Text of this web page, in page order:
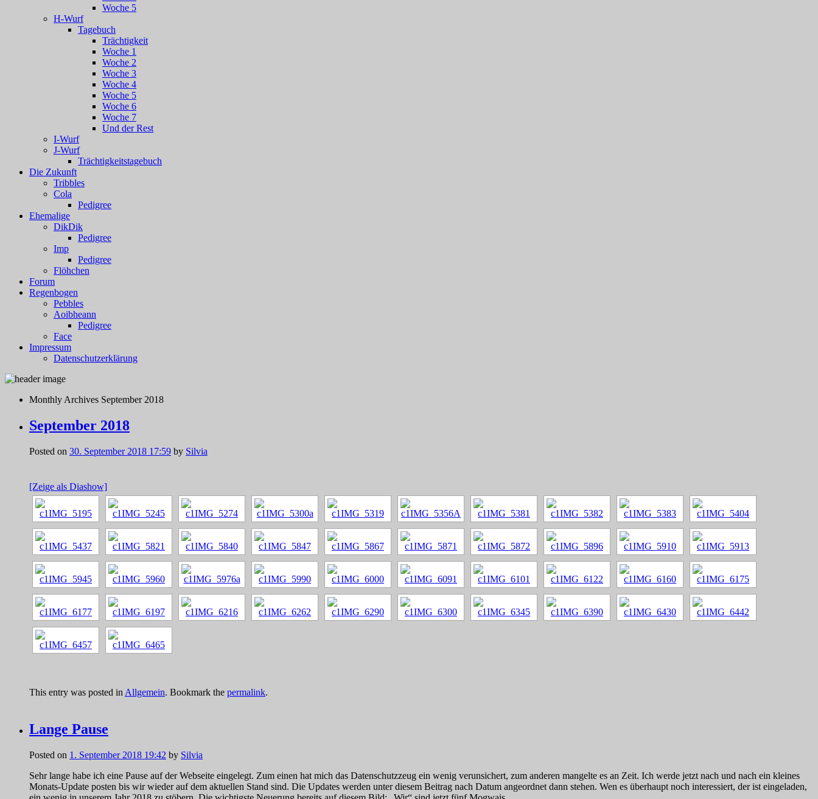
Woche 5
H-Wurf
Tagebuch
Trächtigkeit
Woche 1
Woche 2
Woche 3
Woche 4
Woche 5
Woche 6
Woche 7
Und der Rest
I-Wurf
J-Wurf
Trächtigkeitstagebuch
Die Zukunft
Tribbles
Cola
Pedigree
Ehemalige
DikDik
Pedigree
Imp
Pedigree
Flöhchen
Forum
Regenbogen
Pebbles
Aoibheann
Pedigree
Face
Impressum
Datenschutzerklärung
Monthly Archives September 2018
September 2018
Posted on 30. September 2018 17:59 by Silvia
[Zeige als Diashow]
This entry was posted in Allgemein. Bookmark the permalink.
Lange Pause
Posted on 1. September 2018 19:42 by Silvia
Sehr lange habe ich eine Pause auf der Webseite eingelegt. Zum einen hat mich das Datenschutzzeug ein wenig verunsichert, zum anderen mangelte es an Zeit. Ich werde jetzt nach und nach ein kleines
Monats-Update posten bis wir wieder auf dem aktuellen Stand sind. Die Updates werden unter diesem Beitrag nach Datum angeordnet dann stehen. Wen es überhaupt noch interessiert, der ist eingeladen,